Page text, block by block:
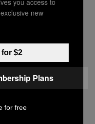
van de vorige
je geile
kon sturen
volgt: een
kleine foto’s
een nieuwe
thumbnail
omhoog die
new
$2
Plans
for free